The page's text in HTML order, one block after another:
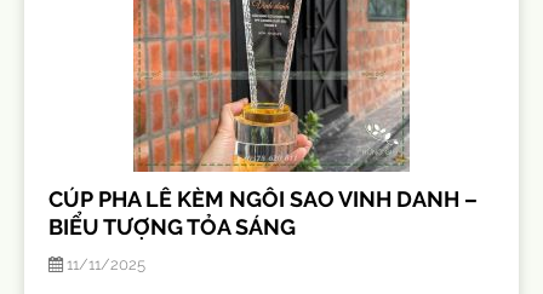
CÚP PHA LÊ KÈM NGÔI SAO VINH DANH –
BIỂU TƯỢNG TỎA SÁNG
11/11/2025